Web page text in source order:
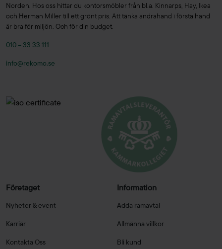
Norden. Hos oss hittar du kontorsmöbler från bl.a. Kinnarps, Hay, Ikea
och Herman Miller till ett grönt pris. Att tänka andrahand i första hand
är bra för miljön. Och för din budget.
010 – 33 33 111
info@rekomo.se
Företaget
Nyheter & event
Karriär
Kontakta Oss
Information
Adda ramavtal
Allmänna villkor
Bli kund